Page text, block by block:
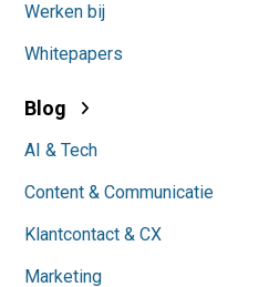
Werken bij
Whitepapers
Blog
AI & Tech
Content & Communicatie
Klantcontact & CX
Marketing